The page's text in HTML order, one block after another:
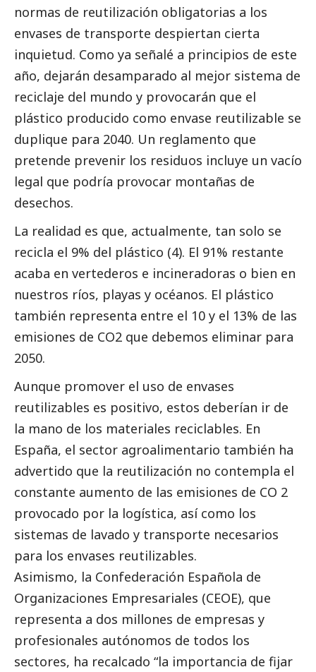
normas de reutilización obligatorias a los
envases de transporte despiertan cierta
inquietud. Como ya señalé a principios de este
año, dejarán desamparado al mejor sistema de
reciclaje del mundo y provocarán que el
plástico producido como envase reutilizable se
duplique para 2040. Un reglamento que
pretende prevenir los residuos incluye un vacío
legal que podría provocar montañas de
desechos.
La realidad es que, actualmente, tan solo se
recicla el 9% del plástico (4). El 91% restante
acaba en vertederos e incineradoras o bien en
nuestros ríos, playas y océanos. El plástico
también representa entre el 10 y el 13% de las
emisiones de CO2 que debemos eliminar para
2050.
Aunque promover el uso de envases
reutilizables es positivo, estos deberían ir de
la mano de los materiales reciclables. En
España, el sector agroalimentario también ha
advertido que la reutilización no contempla el
constante aumento de las emisiones de CO 2
provocado por la logística, así como los
sistemas de lavado y transporte necesarios
para los envases reutilizables.
Asimismo, la Confederación Española de
Organizaciones Empresariales (CEOE), que
representa a dos millones de empresas y
profesionales autónomos de todos los
sectores, ha recalcado “la importancia de fijar